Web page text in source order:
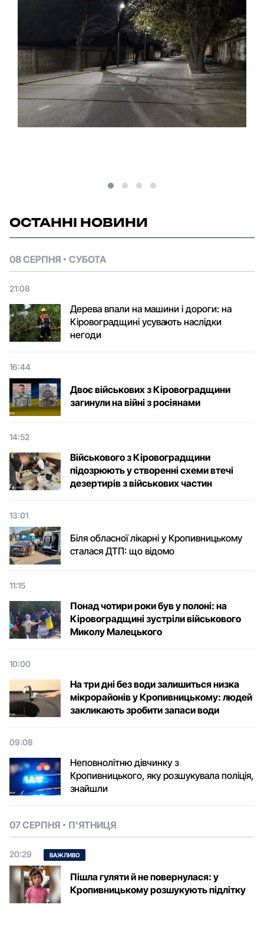
ОСТАННІ НОВИНИ
08 СЕРПНЯ СУБОТА
21:08
Дерева впали на машини і дороги: на
Кіровоградщині усувають наслідки
негоди
16:44
Двоє військових з Кіровоградщини
загинули на війні з росіянами
14:52
Військового з Кіровоградщини
підозрюють у створенні схеми втечі
дезертирів з військових частин
13:01
Біля обласної лікарні у Кропивницькому
сталася ДТП: що відомо
11:15
Понад чотири роки був у полоні: на
Кіровоградщині зустріли військового
Микoлу Малецькoгo
10:00
На три дні без води залишиться низка
мікрорайонів у Кропивницькому: людей
закликають зробити запаси води
09:08
Неповнолітню дівчинку з
Кропивницького, яку розшукувала поліція,
знайшли
07 СЕРПНЯ П'ЯТНИЦЯ
20:29 ВАЖЛИВО
Пішла гуляти й не повернулася: у
Кропивницькому розшукують підлітку